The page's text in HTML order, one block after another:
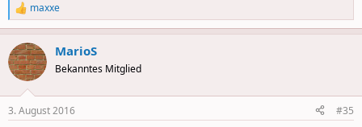
R
e
a
c
t
i
s
maxxe
MarioS
Bekanntes Mitglied
3. August 2016 #35